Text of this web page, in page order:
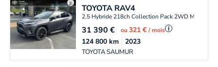
TOYOTA RAV4
2.5 Hybride 218ch Collection Pack 2WD MY22
31 390€ ou321 €/ mois i
TOYOTA SAUMUR
124 800km 2023